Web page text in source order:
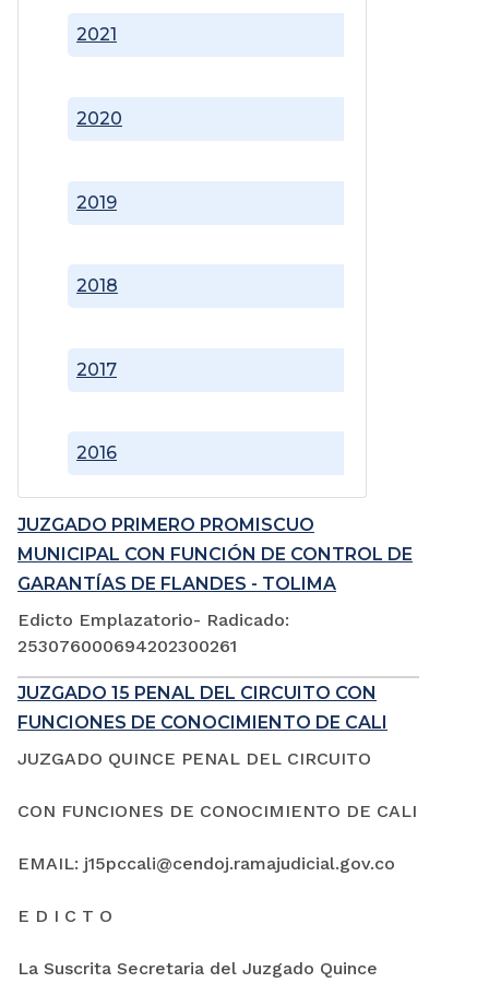
2016
2017
2018
2019
2020
2021
JUZGADO PRIMERO PROMISCUO
MUNICIPAL CON FUNCIÓN DE CONTROL DE
GARANTÍAS DE FLANDES - TOLIMA
Edicto Emplazatorio- Radicado:
253076000694202300261
JUZGADO 15 PENAL DEL CIRCUITO CON
FUNCIONES DE CONOCIMIENTO DE CALI
JUZGADO QUINCE PENAL DEL CIRCUITO
CON FUNCIONES DE CONOCIMIENTO DE CALI
EMAIL: j15pccali@cendoj.ramajudicial.gov.co
E D I C T O
La Suscrita Secretaria del Juzgado Quince